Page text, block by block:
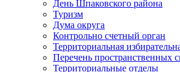
День Шпаковского района
Туризм
Дума округа
Контрольно счетный орган
Территориальная
Перечень пространственных
Территориальные отделы